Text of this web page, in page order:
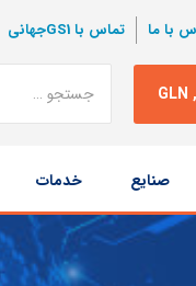
با ما تماس با GS1جهانی
نتبجه
جستجو
صنایع خدمات